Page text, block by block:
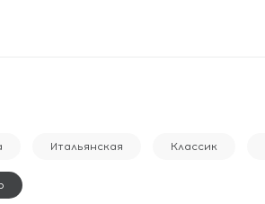
Итальянская Классик